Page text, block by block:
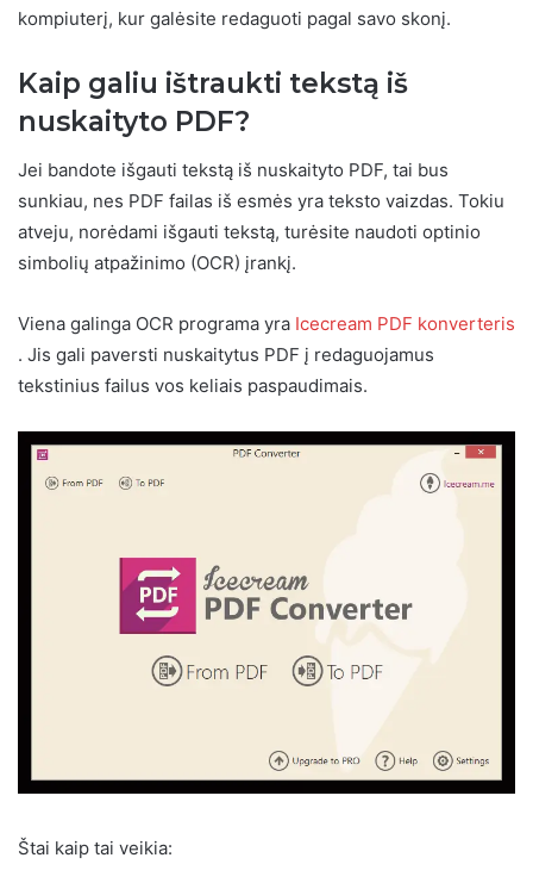
kompiuterį, kur galėsite redaguoti pagal savo skonį.
Kaip galiu ištraukti tekstą iš
nuskaityto PDF?
Jei bandote išgauti tekstą iš nuskaityto PDF, tai bus
sunkiau, nes PDF failas iš esmės yra teksto vaizdas. Tokiu
atveju, norėdami išgauti tekstą, turėsite naudoti optinio
simbolių atpažinimo (OCR) įrankį.
Viena galinga OCR programa yra Icecream PDF konverteris
. Jis gali paversti nuskaitytus PDF į redaguojamus
tekstinius failus vos keliais paspaudimais.
Štai kaip tai veikia: